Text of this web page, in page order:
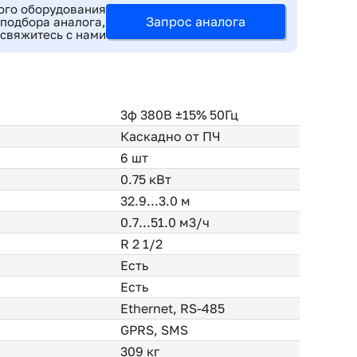
оборудования
аналога,
с нами
Запрос аналога
3ф 380В ±15% 50Гц
Каскадно от ПЧ
6 шт
0.75 кВт
32.9...3.0 м
0.7...51.0 м3/ч
R 2 1/2
Есть
Есть
Ethernet, RS-485
GPRS, SMS
309 кг